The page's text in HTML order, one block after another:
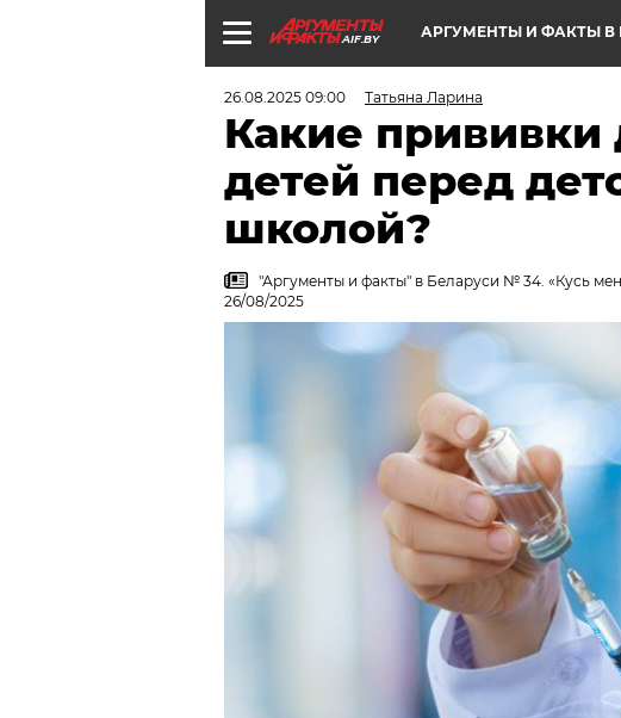
AIF.BY АРГУМЕНТЫ И ФАКТЫ В
26.08.2025 09:00 Татьяна Ларина
Какие
детей перед
школой?
"Аргументы и факты" в Беларуси № 34. «Кусь
26/08/2025